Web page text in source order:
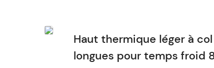
Haut thermique léger à
longues pour temps froid